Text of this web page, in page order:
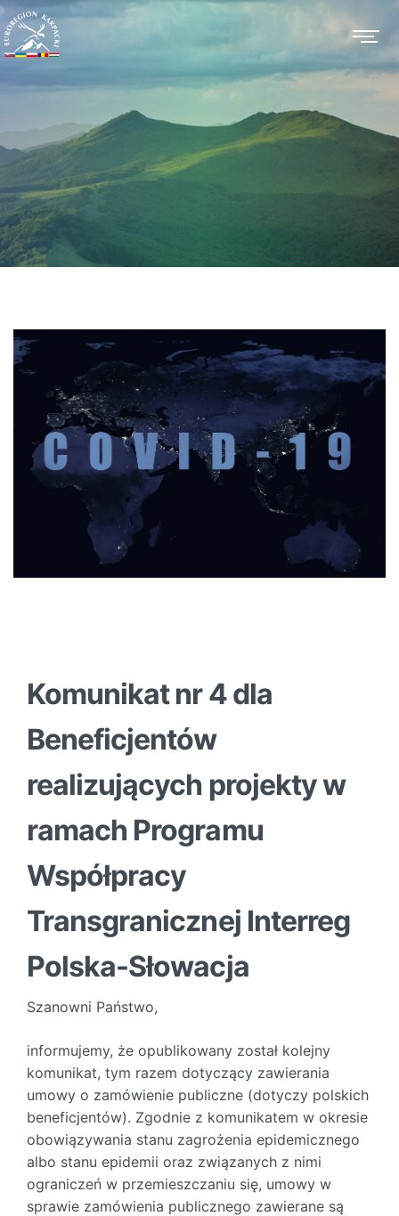
Komunikat nr 4 dla
Beneficjentów
realizujących projekty w
ramach Programu
Współpracy
Transgranicznej Interreg
Polska-Słowacja
Szanowni Państwo,
informujemy, że opublikowany został kolejny
komunikat, tym razem dotyczący zawierania
umowy o zamówienie publiczne (dotyczy polskich
beneficjentów). Zgodnie z komunikatem w okresie
obowiązywania stanu zagrożenia epidemicznego
albo stanu epidemii oraz związanych z nimi
ograniczeń w przemieszczaniu się, umowy w
sprawie zamówienia publicznego zawierane są